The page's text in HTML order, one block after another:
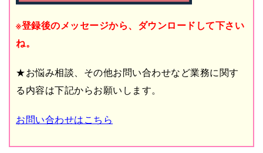
※登録後のメッセージから、ダウンロードして下さい
ね。
★お悩み相談、その他お問い合わせなど業務に関す
る内容は下記からお願いします。
お問い合わせはこちら